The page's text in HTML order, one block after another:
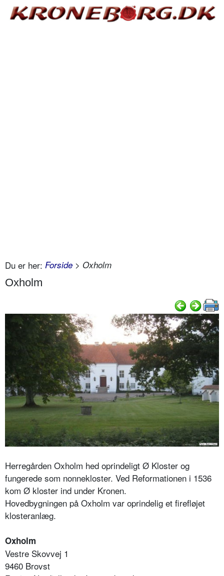
Du er her: Forside > Oxholm
Oxholm
Herregården Oxholm hed oprindeligt Ø Kloster og
fungerede som nonnekloster. Ved Reformationen i 1536
kom Ø kloster ind under Kronen.
Hovedbygningen på Oxholm var oprindelig et firefløjet
klosteranlæg.
Oxholm
Vestre Skovvej 1
9460 Brovst